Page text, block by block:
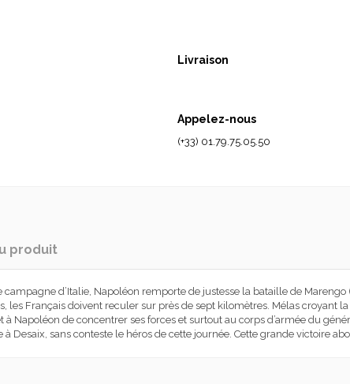
Livraison
Appelez-nous
(+33) 01.79.75.05.50
produit
d’Italie, Napoléon remporte de justesse la bataille de
les Français doivent reculer sur près de sept kilomètres. Mélas
à Napoléon de concentrer ses forces et surtout au corps d’armée du
Desaix, sans conteste le héros de cette journée. Cette grande victoire